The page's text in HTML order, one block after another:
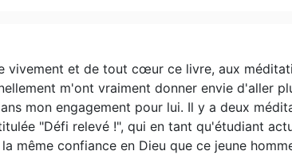
vivement et de tout cœur ce livre, aux
m'ont vraiment donner envie d'aller
mon engagement pour lui. Il y a deux
"Défi relevé !", qui en tant qu'étudiant
même confiance en Dieu que ce jeune